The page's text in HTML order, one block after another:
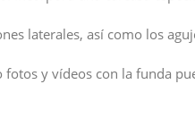
laterales, así como los
fotos y vídeos con la funda